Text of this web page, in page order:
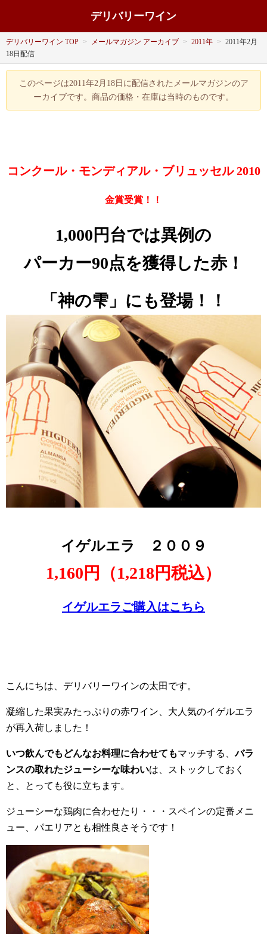
デリバリーワイン
デリバリーワイン TOP > メールマガジン アーカイブ > 2011年 > 2011年2月
18日配信
このページは2011年2月18日に配信されたメールマガジンのア
ーカイブです。商品の価格・在庫は当時のものです。
コンクール・モンディアル・ブリュッセル 2010
金賞受賞！！
1,000円台では異例の
パーカー90点を獲得した赤！
「神の雫」にも登場！！
イゲルエラ ２００９
1,160円（1,218円税込）
イゲルエラご購入はこちら
こんにちは、デリバリーワインの太田です。
凝縮した果実みたっぷりの赤ワイン、大人気のイゲルエラ
が再入荷しました！
いつ飲んでもどんなお料理に合わせてもマッチする、バラ
ンスの取れたジューシーな味わいは、ストックしておく
と、とっても役に立ちます。
ジューシーな鶏肉に合わせたり・・・スペインの定番メニ
ュー、パエリアとも相性良さそうです！